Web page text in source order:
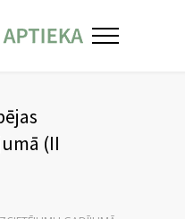
(II